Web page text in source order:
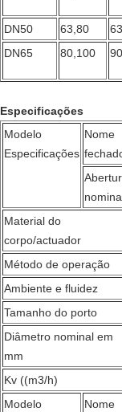
DN50 63,80
DN65
80,100
Especificações
Modelo
Especificações
Nome
Material do
corpo/actuador
Método de operação
Ambiente e fluidez
Tamanho do porto
Diâmetro nominal em
mm
Kv ((m3/h)
Modelo
Nome